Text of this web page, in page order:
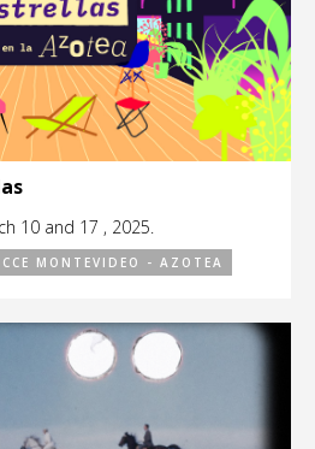
10 and 17 , 2025.
CCE MONTEVIDEO - AZOTEA